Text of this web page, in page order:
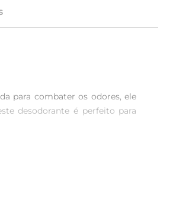
para combater os odores, ele
desodorante é perfeito para